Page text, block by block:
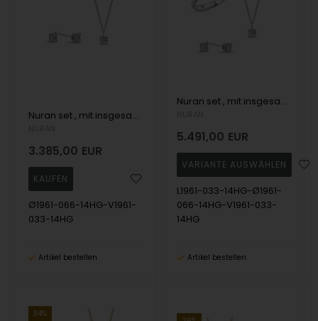
Nuran set , mit insgesamt 0,99 ct Wesselton SI
3.385,00 EUR
Ø1961-066-14HG-V1961-
033-14HG
Artikel bestellen
Nuran set , mit insgesamt 1,32 ct Wesselton SI
5.491,00 EUR
L1961-033-14HG-Ø1961-
066-14HG-V1961-033-
14HG
Artikel bestellen
34%